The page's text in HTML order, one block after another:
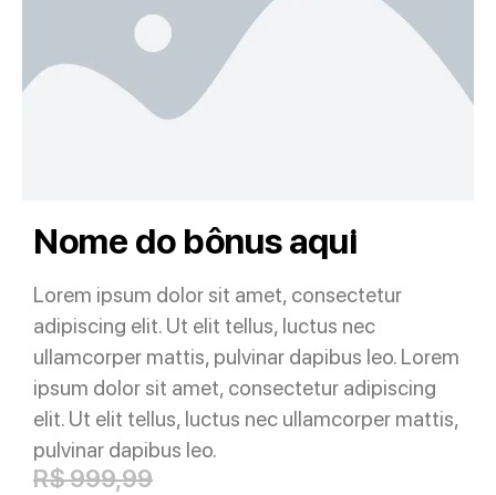
Nome do bônus aqui
Lorem ipsum dolor sit amet, consectetur
adipiscing elit. Ut elit tellus, luctus nec
ullamcorper mattis, pulvinar dapibus leo. Lorem
ipsum dolor sit amet, consectetur adipiscing
elit. Ut elit tellus, luctus nec ullamcorper mattis,
pulvinar dapibus leo.
R$ 999,99